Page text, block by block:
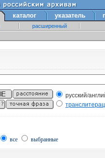
каталог указатель
расширенный
русский/
все выбранные